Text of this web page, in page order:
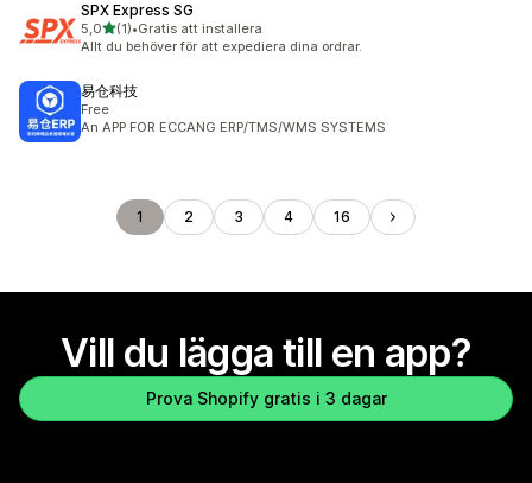
SPX Express SG
5,0av 5 stjärnor
(1)
1 recensioner totalt
•Gratis att installera
Allt du behöver för att expediera dina ordrar.
易仓科技
Free
An APP FOR ECCANG ERP/TMS/WMS SYSTEMS
1 2 3 4 16
Vill du lägga till en app?
Prova Shopify gratis i 3 dagar